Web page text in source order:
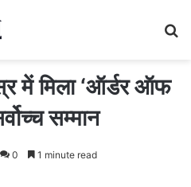
में मिला ‘ऑर्डर ऑफ
सम्मान
0 1 minute read